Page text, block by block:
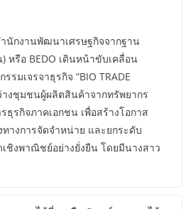
นักงานพัฒนาเศรษฐกิจจากฐาน
หรือ BEDO เดินหน้าขับเคลื่อน
รมเจรจาธุรกิจ “BIO TRADE
างชุมชนผู้ผลิตสินค้าจากทรัพยากร
ธุรกิจภาคเอกชน เพื่อสร้างโอกาส
างการจัดจำหน่าย และยกระดับ
งพาณิชย์อย่างยั่งยืน โดยมีนางสาว